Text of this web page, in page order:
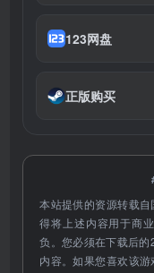
123网盘
正版购买
本站提供的资源转载
得将上述内容用于商
负。您必须在下载后
内容。如果您喜欢该